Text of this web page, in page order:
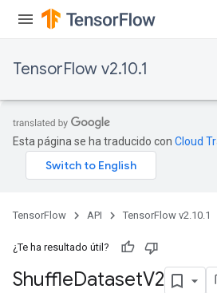
TensorFlow v2.10.1
Esta página se ha traducido con Cloud
TensorFlow API TensorFlow v2.10.1
¿Te ha resultado útil?
ShuffleDatasetV2